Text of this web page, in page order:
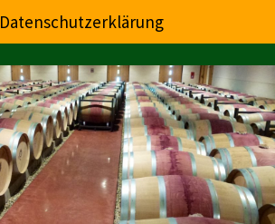
Datenschutzerklärung